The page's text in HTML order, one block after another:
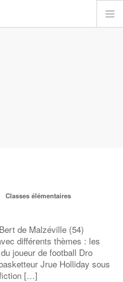
Classes élémentaires
de Malzéville (54)
différents thèmes : les
joueur de football Dro
Jrue Holliday sous
[…]